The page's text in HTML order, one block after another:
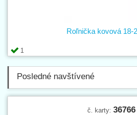
1
Roľnička kovová 18-
Posledné navštívené
č. karty: 36766